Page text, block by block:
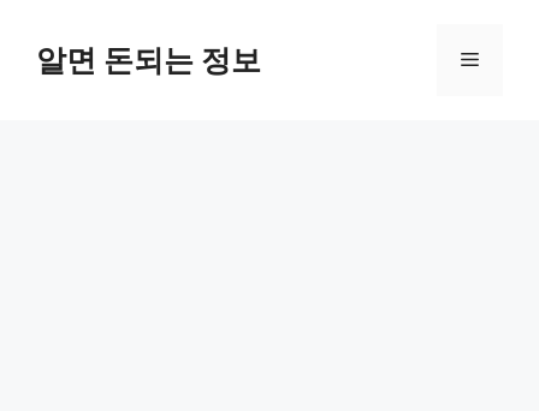
알면 돈되는 정보 메